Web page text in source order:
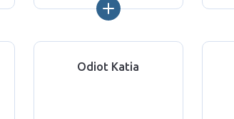
Odiot Katia